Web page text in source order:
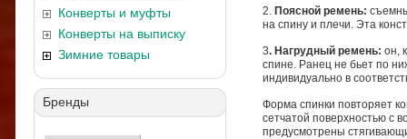
Конверты и муфты
Конверты на выписку
Зимние товары
Бренды
2. Поясной ремень:
на спину и плечи. Эта
3. Нагрудный ремень: он,
спине. Ранец не бьет по
индивидуально в
Форма спинки повторяет
сетчатой поверхностью с
предусмотрены